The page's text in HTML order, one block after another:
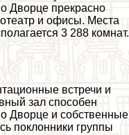
Дворце прекрасно
и офисы. Места
3 288 комнат.
встречи и
зал способен
Дворце и собственные
поклонники группы